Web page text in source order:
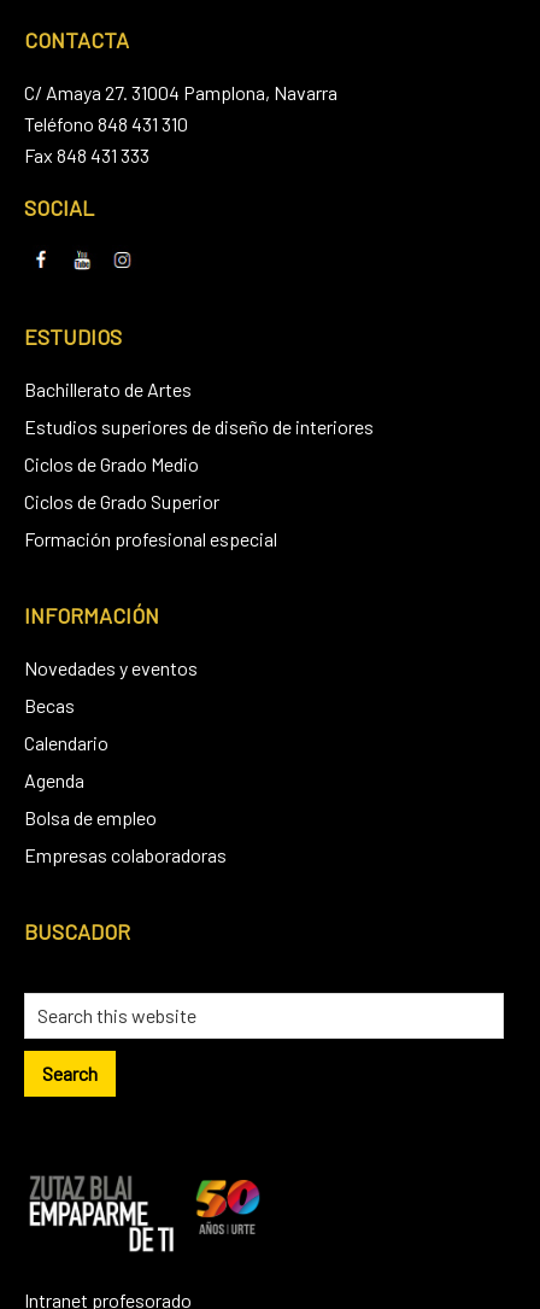
CONTACTA
C/ Amaya 27. 31004 Pamplona, Navarra
Teléfono 848 431 310
Fax 848 431 333
SOCIAL
ESTUDIOS
Bachillerato de Artes
Estudios superiores de diseño de interiores
Ciclos de Grado Medio
Ciclos de Grado Superior
Formación profesional especial
INFORMACIÓN
Novedades y eventos
Becas
Calendario
Agenda
Bolsa de empleo
Empresas colaboradoras
BUSCADOR
Intranet profesorado